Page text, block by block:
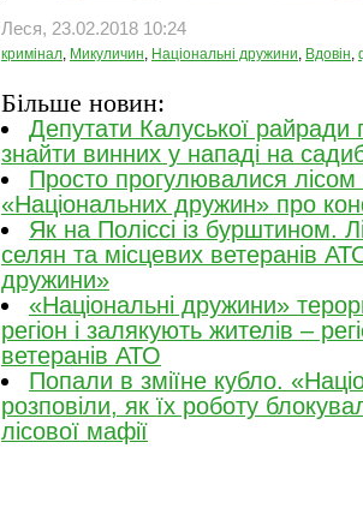
Леся, 23.02.2018 10:24
кримінал Микуличин Національні дружини Вдовін
Більше новин:
Депутати Калуської
знайти винних у нападі на
Просто прогулювалися лісом
«Національних дружин» про
Як на Поліссі із бурштином.
селян та місцевих ветеранів
дружини»
«Національні дружини»
регіон і залякують жителів –
ветеранів АТО
Попали в зміїне кубло.
розповіли, як їх роботу
лісової мафії